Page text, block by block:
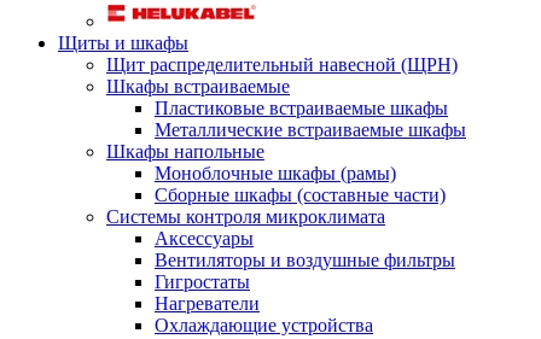
Щиты и шкафы
Щит распределительный навесной (ЩРН)
Шкафы встраиваемые
Пластиковые встраиваемые шкафы
Металлические встраиваемые шкафы
Шкафы напольные
Моноблочные шкафы (рамы)
Сборные шкафы (составные части)
Системы контроля микроклимата
Аксессуары
Вентиляторы и воздушные фильтры
Гигростаты
Нагреватели
Охлаждающие устройства